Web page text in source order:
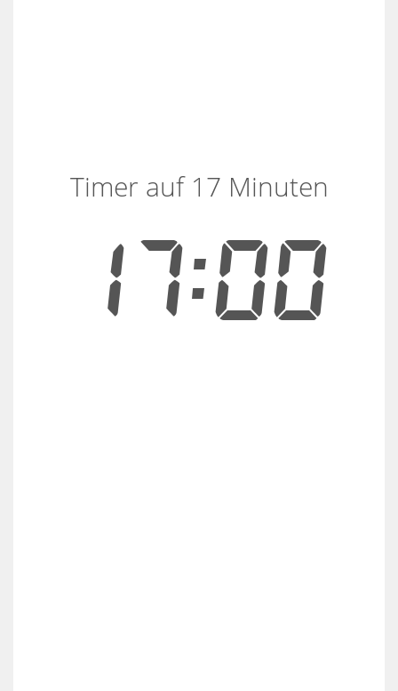
17:00
Timer auf 17 Minuten